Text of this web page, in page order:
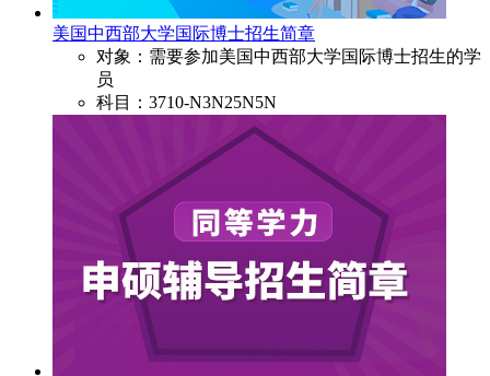
美国中西部大学国际博士招生简章
对象：需要参加美国中西部大学国际博士招生的学
员
科目：3710-N3N25N5N